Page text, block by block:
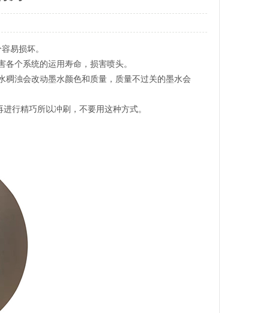
易损坏。
各个系统的运用寿命，损害喷头。
浊会改动墨水颜色和质量，质量不过关的墨水会
行精巧所以冲刷，不要用这种方式。